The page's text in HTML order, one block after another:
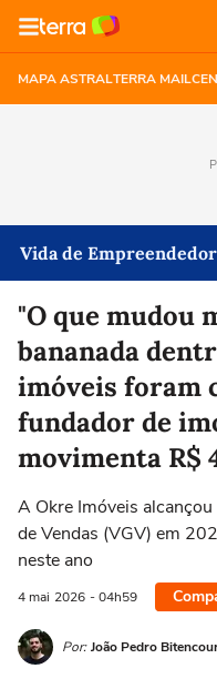
MAPA ASTRALTERRA MAIL
Vida de Empreendedor
"O que mudou
bananada
imóveis foram
fundador de
movimenta R$
A Okre Imóveis
de Vendas (VGV) em
neste ano
4 mai 2026 - 04h59
Por: João Pedro